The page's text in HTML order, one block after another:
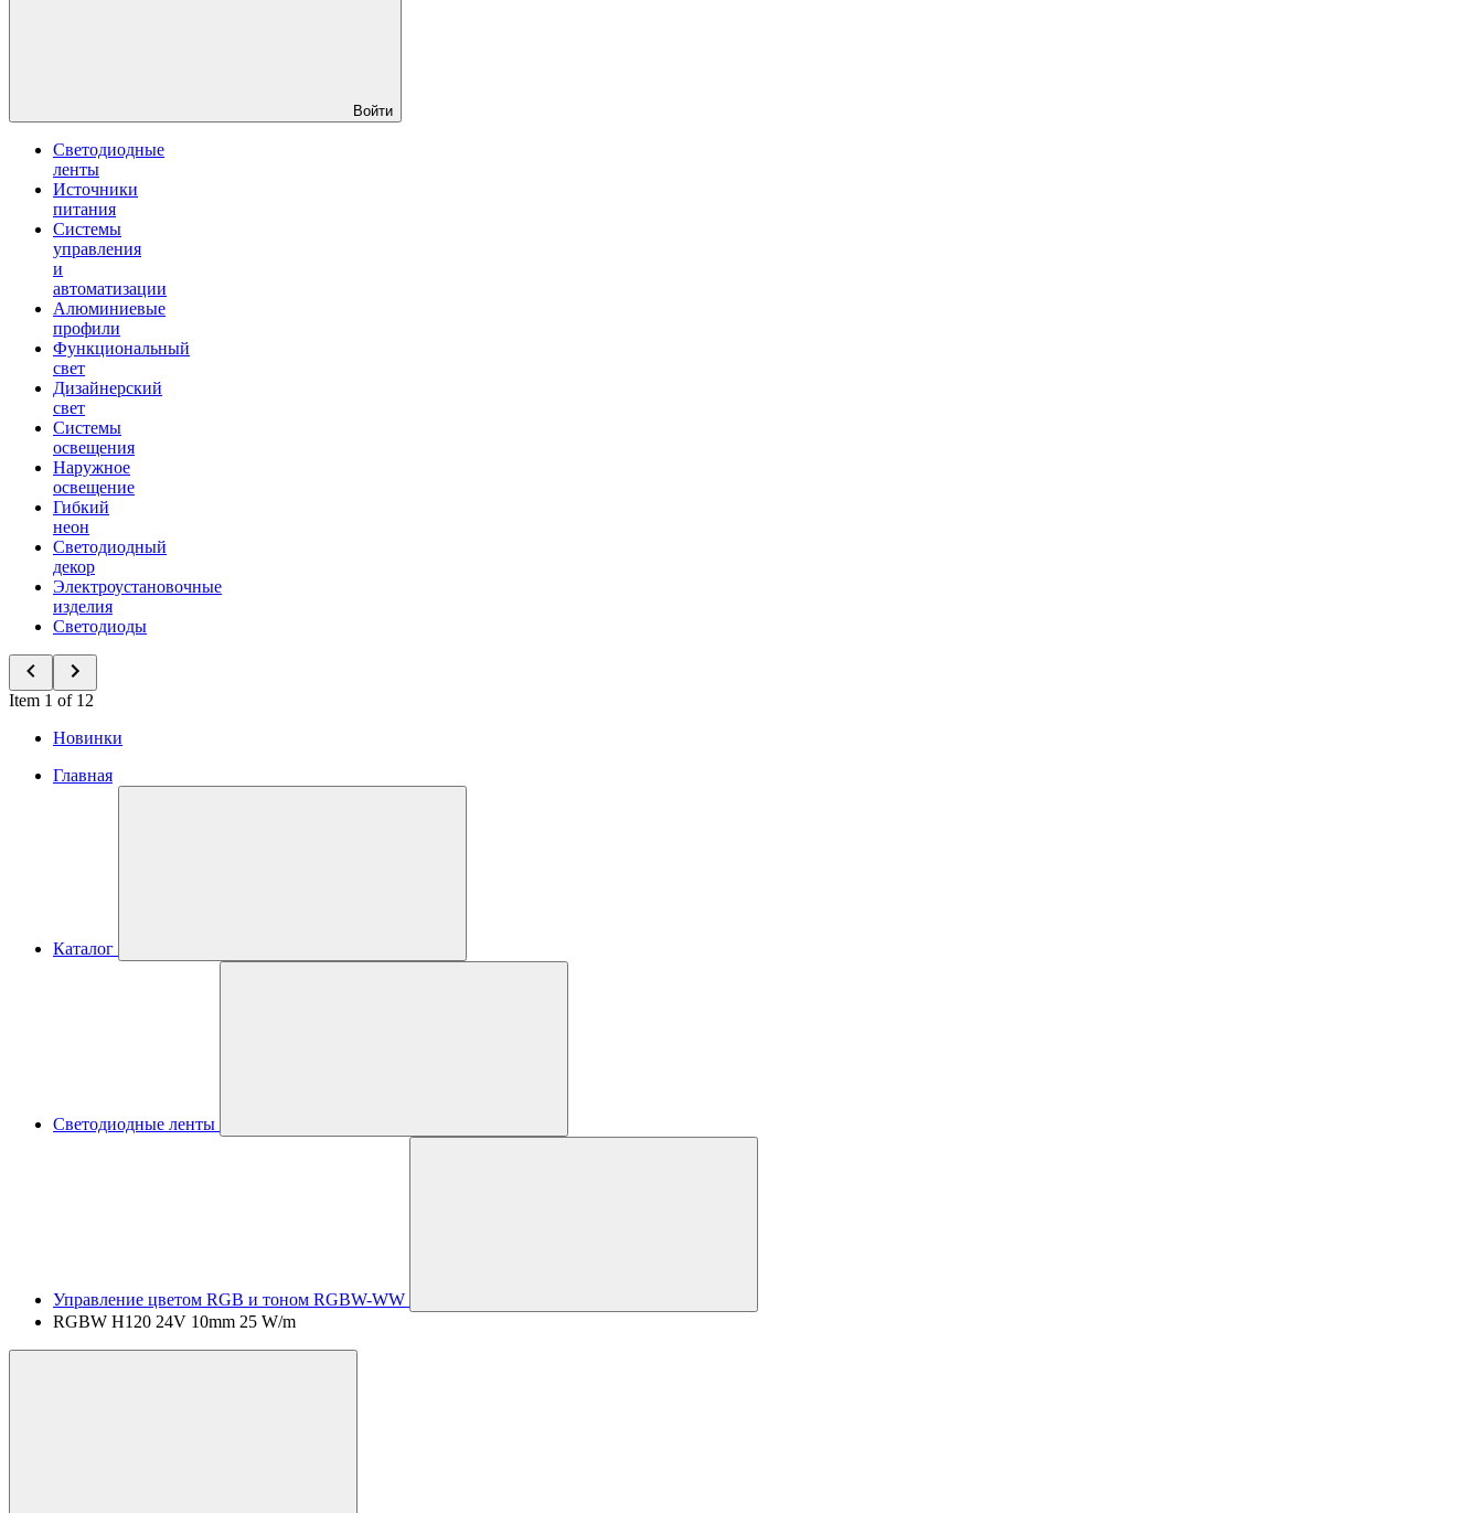
Войти
Светодиодные
ленты
Источники
питания
Системы
управления
и
автоматизации
Алюминиевые
профили
Функциональный
свет
Дизайнерский
свет
Системы
освещения
Наружное
освещение
Гибкий
неон
Светодиодный
декор
Электроустановочные
изделия
Светодиоды
Item 1 of 12
Новинки
Главная
Каталог
Светодиодные ленты
Управление цветом RGB и тоном RGBW-WW
RGBW H120 24V 10mm 25 W/m